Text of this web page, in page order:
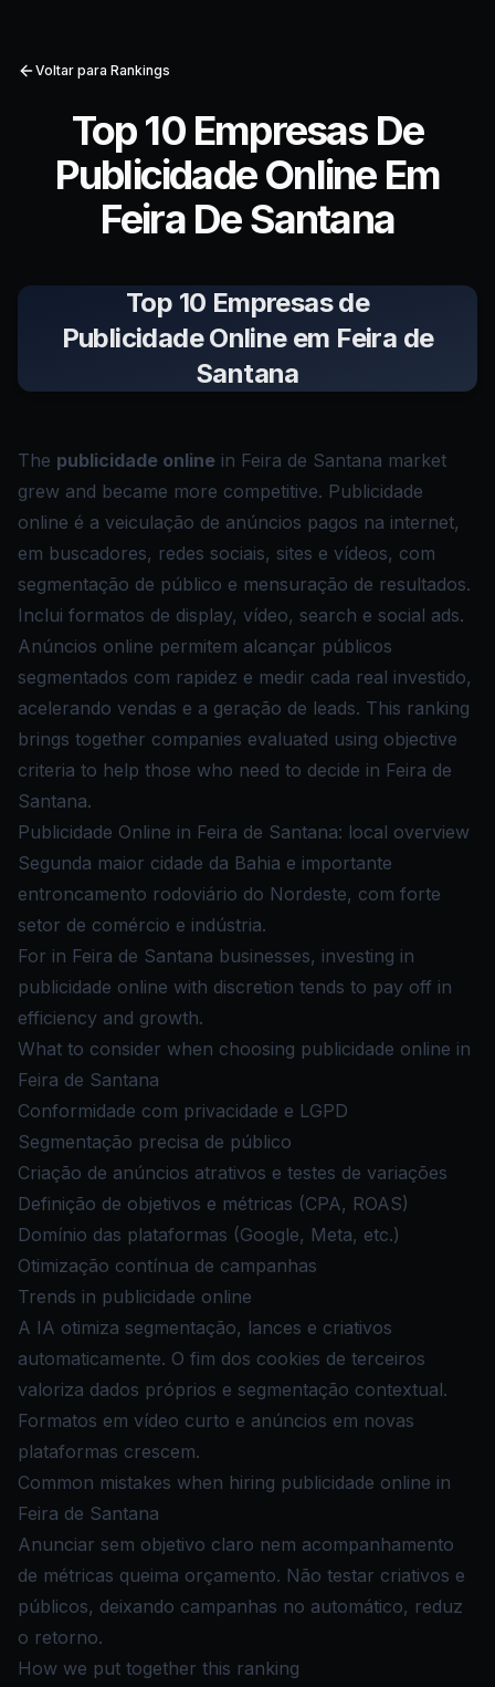
Voltar para Rankings
Top 10 Empresas De
Publicidade Online Em
Feira De Santana
Top 10 Empresas de
Publicidade Online em Feira de
Santana
The publicidade online in Feira de Santana market
grew and became more competitive. Publicidade
online é a veiculação de anúncios pagos na internet,
em buscadores, redes sociais, sites e vídeos, com
segmentação de público e mensuração de resultados.
Inclui formatos de display, vídeo, search e social ads.
Anúncios online permitem alcançar públicos
segmentados com rapidez e medir cada real investido,
acelerando vendas e a geração de leads. This ranking
brings together companies evaluated using objective
criteria to help those who need to decide in Feira de
Santana.
Publicidade Online in Feira de Santana: local overview
Segunda maior cidade da Bahia e importante
entroncamento rodoviário do Nordeste, com forte
setor de comércio e indústria.
For in Feira de Santana businesses, investing in
publicidade online with discretion tends to pay off in
efficiency and growth.
What to consider when choosing publicidade online in
Feira de Santana
Conformidade com privacidade e LGPD
Segmentação precisa de público
Criação de anúncios atrativos e testes de variações
Definição de objetivos e métricas (CPA, ROAS)
Domínio das plataformas (Google, Meta, etc.)
Otimização contínua de campanhas
Trends in publicidade online
A IA otimiza segmentação, lances e criativos
automaticamente. O fim dos cookies de terceiros
valoriza dados próprios e segmentação contextual.
Formatos em vídeo curto e anúncios em novas
plataformas crescem.
Common mistakes when hiring publicidade online in
Feira de Santana
Anunciar sem objetivo claro nem acompanhamento
de métricas queima orçamento. Não testar criativos e
públicos, deixando campanhas no automático, reduz
o retorno.
How we put together this ranking